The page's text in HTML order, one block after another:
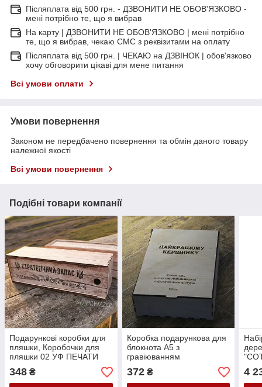
Післяплата від 500 грн. - ДЗВОНИТИ НЕ ОБОВ'ЯЗКОВО -
мені потрібно те, що я вибрав
На карту | ДЗВОНИТИ НЕ ОБОВ'ЯЗКОВО | мені потрібно
те, що я вибрав, чекаю СМС з реквізитами на оплату
Післяплата від 500 грн. | ЧЕКАЮ на ДЗВІНОК | обов'язково
хочу обговорити цікаві для мене питання
Всі умови оплати
Умови повернення
Законом не передбачено повернення та обмін даного товару
належної якості
Всі умови повернення
Подібні товари компанії
Подарункові коробки для
пляшки, Коробочки для
пляшки 02 УФ ПЕЧАТИ
348 ₴
Коробка подарункова для
блокнота А5 з
гравіюванням
372₴ 4